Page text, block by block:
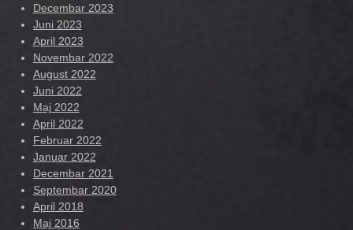
Decembar 2023
Juni 2023
April 2023
Novembar 2022
August 2022
Juni 2022
Maj 2022
April 2022
Februar 2022
Januar 2022
Decembar 2021
Septembar 2020
April 2018
Maj 2016